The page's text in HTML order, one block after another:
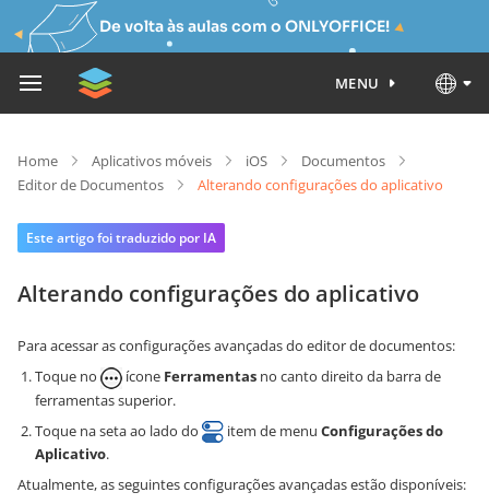
De volta às aulas com o ONLYOFFICE!
MENU
Home Aplicativos móveis iOS
Documentos
Editor de Documentos
Alterando configurações do aplicativo
Este artigo foi traduzido por IA
Alterando configurações do aplicativo
Para acessar as configurações avançadas do editor de documentos:
Toque no
ícone Ferramentas no canto direito da barra de
ferramentas superior.
Toque na seta ao lado do
item de menu Configurações do
Aplicativo.
Atualmente, as seguintes configurações avançadas estão disponíveis: